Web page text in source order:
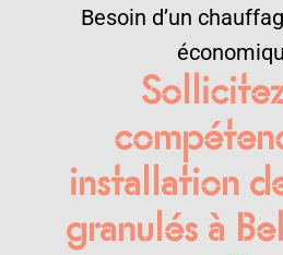
Besoin d’un
installation
granulés à